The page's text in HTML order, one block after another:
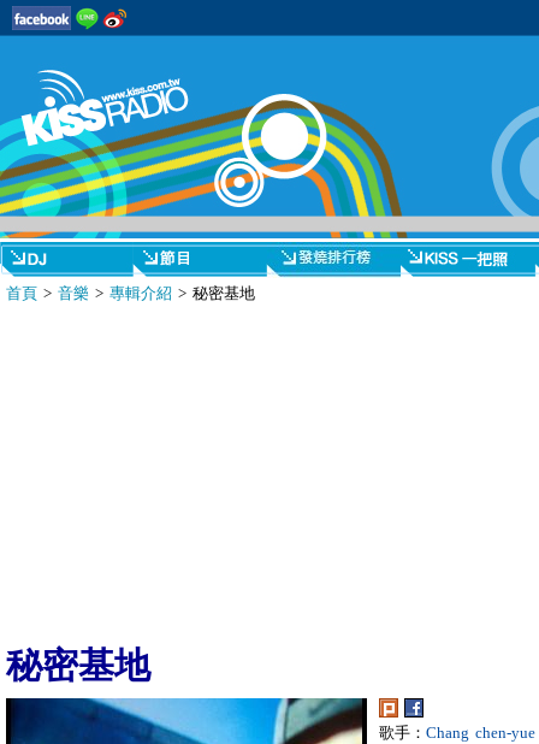
首頁 > 音樂 > 專輯介紹 > 秘密基地
秘密基地
歌手： Chang chen-